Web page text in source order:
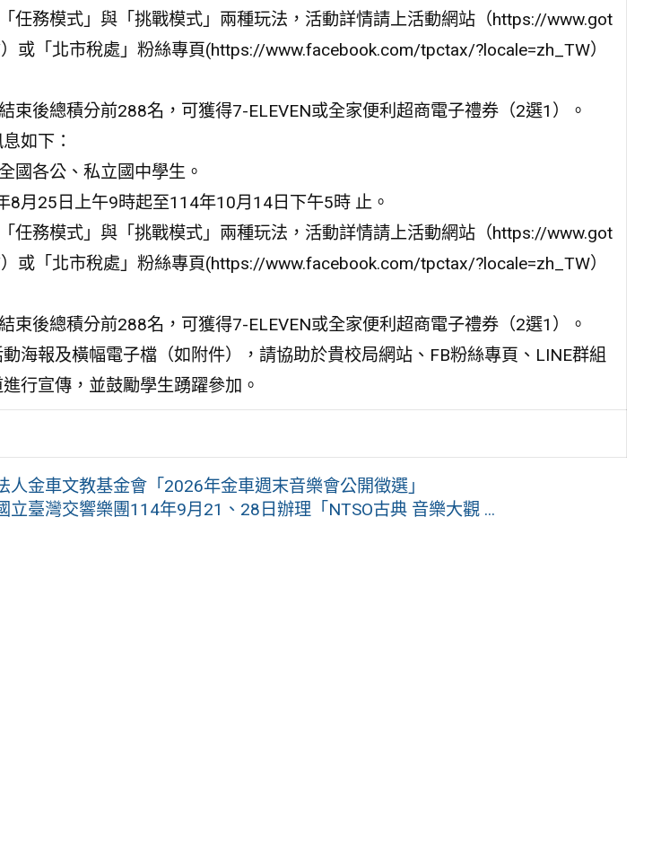
任務模式」與「挑戰模式」兩種玩法，活動詳情請上活動網站（https://www.got
或「北市稅處」粉絲專頁(https://www.facebook.com/tpctax/?locale=zh_TW）
束後總積分前288名，可獲得7-ELEVEN或全家便利超商電子禮券（2選1）。
如下：
國各公、私立國中學生。
8月25日上午9時起至114年10月14日下午5時 止。
任務模式」與「挑戰模式」兩種玩法，活動詳情請上活動網站（https://www.got
或「北市稅處」粉絲專頁(https://www.facebook.com/tpctax/?locale=zh_TW）
束後總積分前288名，可獲得7-ELEVEN或全家便利超商電子禮券（2選1）。
海報及橫幅電子檔（如附件），請協助於貴校局網站、FB粉絲專頁、LINE群組
行宣傳，並鼓勵學生踴躍參加。
人金車文教基金會「2026年金車週末音樂會公開徵選」
立臺灣交響樂團114年9月21、28日辦理「NTSO古典 音樂大觀 ...